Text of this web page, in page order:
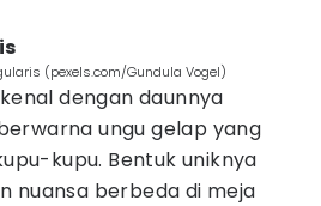
(pexels.com/Gundula Vogel)
dengan daunnya
ungu gelap yang
kupu. Bentuk uniknya
nuansa berbeda di meja